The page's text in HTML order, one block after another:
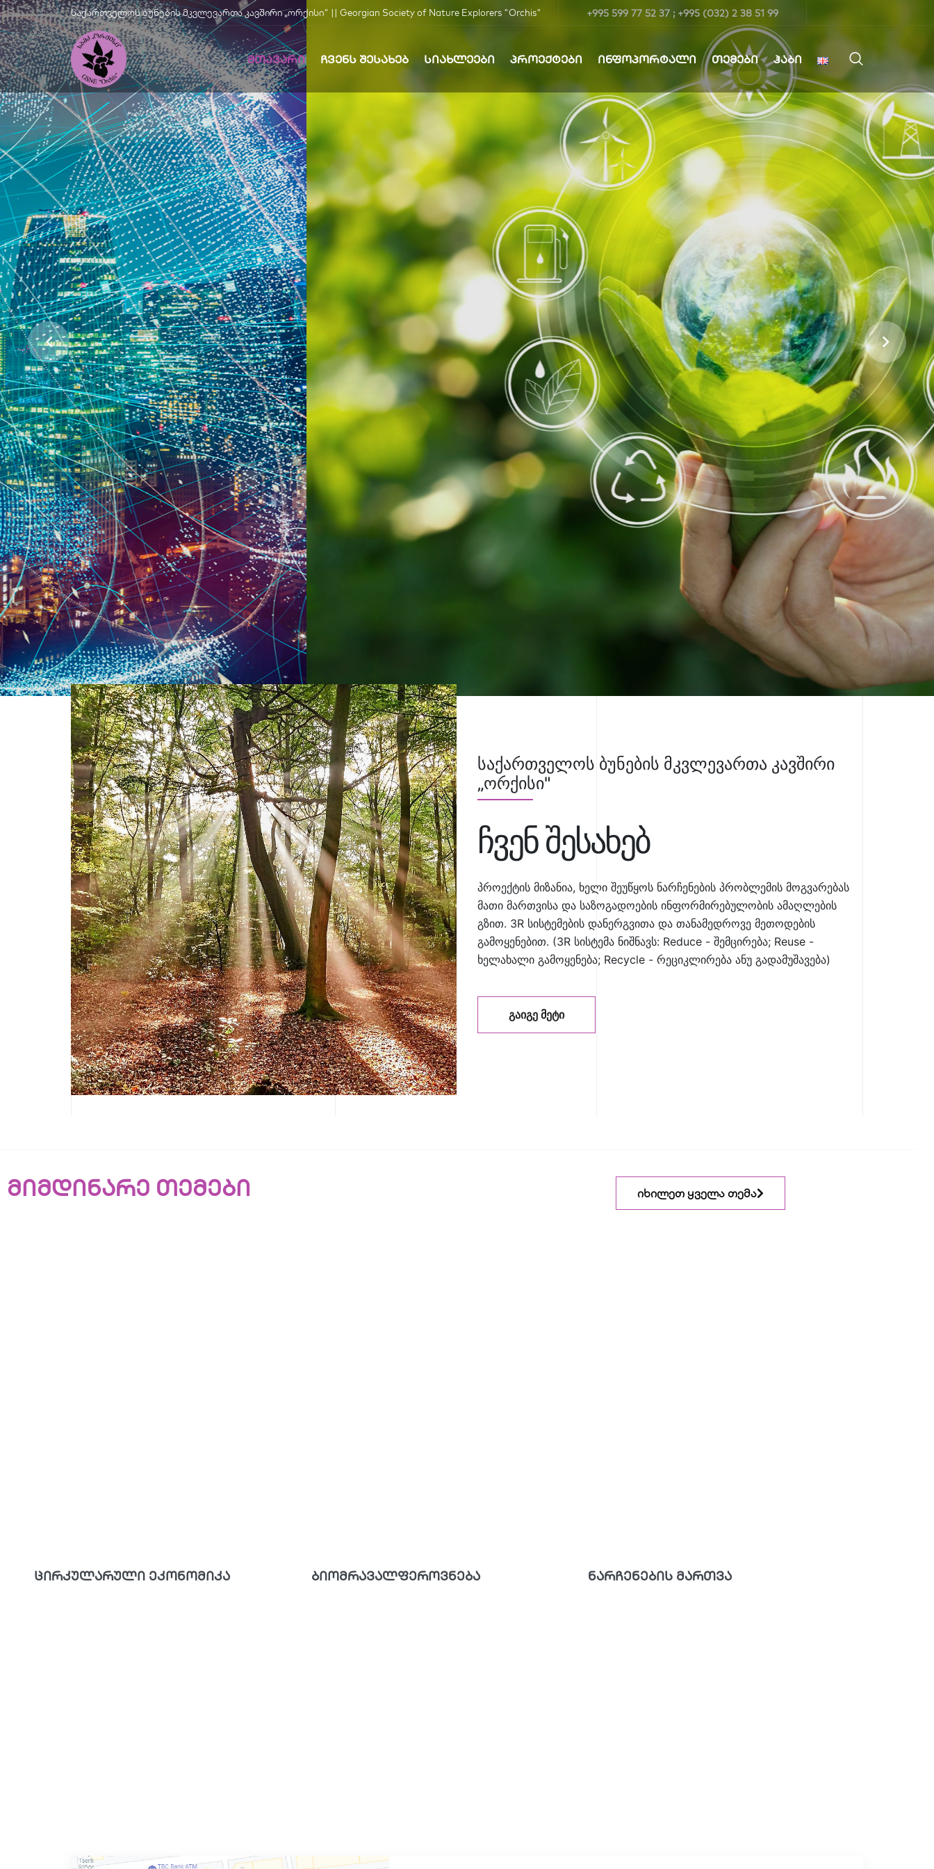
საქართველოს ბუნების მკვლევართა კავშირი „ორქისი" || Georgian Society of Nature Explorers "Orchis" +995 599 77 52 37 ; +995 (032) 2 38 51 99
ᲛᲗᲐᲕᲐᲠᲘ ᲩᲕᲔᲜᲡ ᲨᲔᲡᲐᲮᲔᲑ ᲡᲘᲐᲮᲚᲔᲔᲑᲘ ᲞᲠᲝᲔᲥᲢᲔᲑᲘ ᲘᲜᲤᲝᲞᲝᲠᲢᲐᲚᲘ ᲗᲔᲛᲔᲑᲘ ᲰᲐᲑᲘ
Მწვანე
Განვითარება
ჩვენი პლანეტის დასაცავად
პროექტების მხარდაჭერა
ᲕᲘᲜ ᲕᲐᲠᲗ ᲠᲐᲡ ᲕᲐᲙᲔᲗᲔᲑᲗ
საქართველოს ბუნების მკვლევართა კავშირი
„ორქისი"
ჩვენ შესახებ
პროექტის მიზანია, ხელი შეუწყოს ნარჩენების პრობლემის მოგვარებას
მათი მართვისა და საზოგადოების ინფორმირებულობის ამაღლების
გზით. 3R სისტემების დანერგვითა და თანამედროვე მეთოდების
გამოყენებით. (3R სისტემა ნიშნავს: Reduce - შემცირება; Reuse -
ხელახალი გამოყენება; Recycle - რეციკლირება ანუ გადამუშავება)
ᲒᲐᲘᲒᲔ ᲛᲔᲢᲘ
მიმდინარე თემები იხილეთ ყველა თემა
ცირკულარული ეკონომიკა ბიომრავალფეროვნება ნარჩენების მართვა